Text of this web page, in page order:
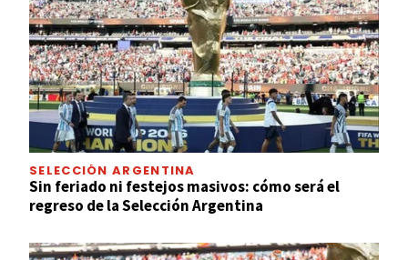
SELECCIÓN ARGENTINA
Sin feriado ni festejos masivos: cómo será el
regreso de la Selección Argentina